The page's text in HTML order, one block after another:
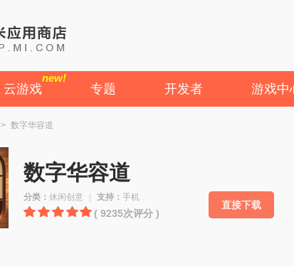
云游戏
new!
专题 开发者 游戏中
> 数字华容道
数字华容道
分类： 休闲创意 支持： 手机
( 9235次评分 )
直接下载